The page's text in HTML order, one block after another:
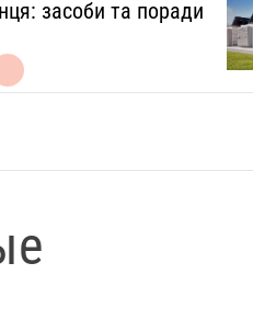
засоби та поради